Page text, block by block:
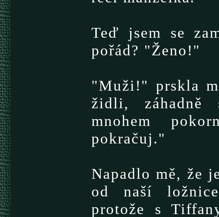
Teď jsem se
pořád? "Ženo!"
"Muži!" prskla
židli, záhadně
mnohem
pokračuj."
Napadlo mě, že
od naší
protože s